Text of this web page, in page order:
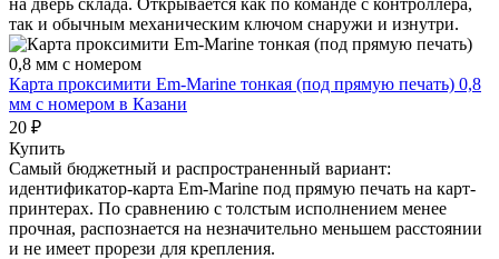
так и обычным механическим ключом снаружи и изнутри.
Карта проксимити Em-Marine тонкая (под прямую печать) 0,8
мм с номером в Казани
20 ₽
Купить
Самый бюджетный и распространенный вариант:
идентификатор-карта Em-Marine под прямую печать на карт-
принтерах. По сравнению с толстым исполнением менее
прочная, распознается на незначительно меньшем расстоянии
и не имеет прорези для крепления.